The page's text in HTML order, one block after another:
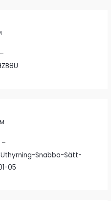
–
Snabba-Sätt-
05